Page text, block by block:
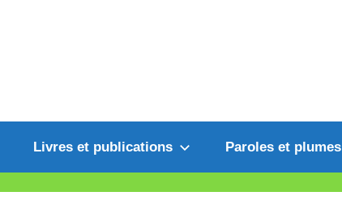
Livres et publications Paroles et plumes